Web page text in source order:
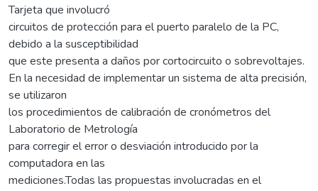
Tarjeta que involucró
circuitos de protección para el puerto paralelo de la PC,
debido a la susceptibilidad
que este presenta a daños por cortocircuito o sobrevoltajes.
En la necesidad de implementar un sistema de alta precisión,
se utilizaron
los procedimientos de calibración de cronómetros del
Laboratorio de Metrología
para corregir el error o desviación introducido por la
computadora en las
mediciones.Todas las propuestas involucradas en el